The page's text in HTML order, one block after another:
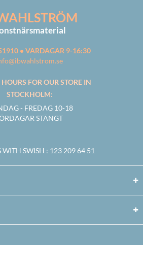
• VARDAGAR 9-16:30
FOR OUR STORE IN
STOCKHOLM:
- FREDAG 10-18
STÄNGT
WITH SWISH : 123 209 64 51
TwitterYoutubeInstagram